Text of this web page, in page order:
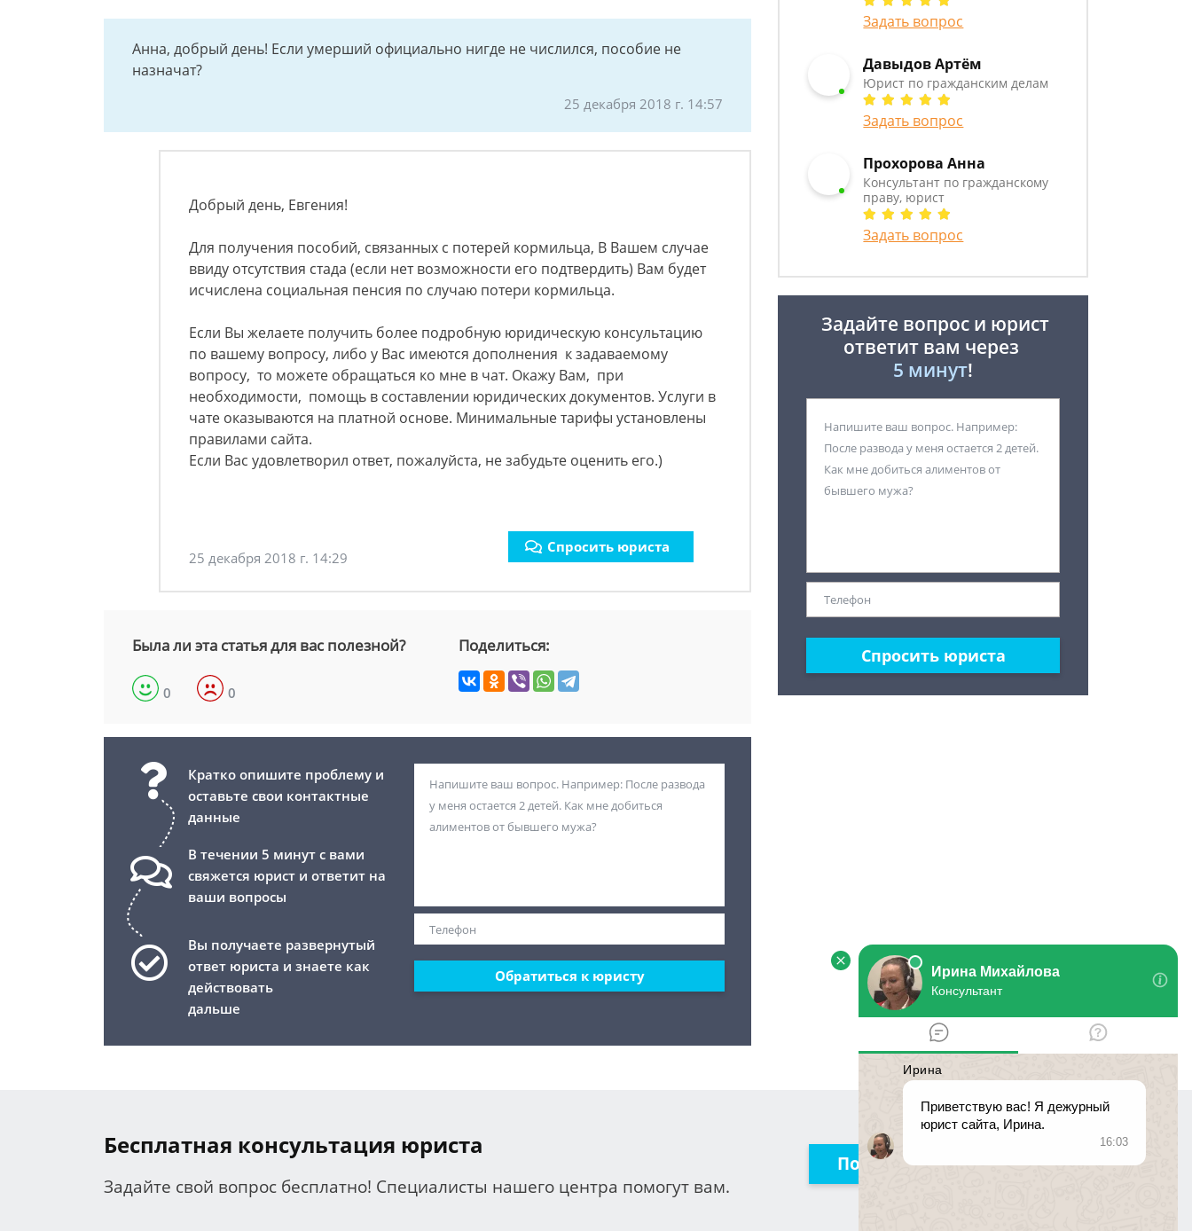
Анна, добрый день! Если умерший официально нигде не числился, пособие не
назначат?
25 декабря 2018 г. 14:57
Добрый день, Евгения!
Для получения пособий, связанных с потерей кормильца, В Вашем случае
ввиду отсутствия стада (если нет возможности его подтвердить) Вам будет
исчислена социальная пенсия по случаю потери кормильца.
Если Вы желаете получить более подробную юридическую консультацию
по вашему вопросу, либо у Вас имеются дополнения к задаваемому
вопросу, то можете обращаться ко мне в чат. Окажу Вам, при
необходимости, помощь в составлении юридических документов. Услуги в
чате оказываются на платной основе. Минимальные тарифы установлены
правилами сайта.
Если Вас удовлетворил ответ, пожалуйста, не забудьте оценить его.)
25 декабря 2018 г. 14:29
Спросить юриста
Была ли эта статья для вас полезной?
0 0
Поделиться:
Кратко опишите проблему и
оставьте свои контактные
данные
В течении 5 минут с вами
свяжется юрист и ответит на
ваши вопросы
Вы получаете развернутый
ответ юриста и знаете как
действовать
дальше
Обратиться к юристу
Задать вопрос
Давыдов Артём
Юрист по гражданским делам
Задать вопрос
Прохорова Анна
Консультант по гражданскому
праву, юрист
Задать вопрос
Задайте вопрос и юрист
ответит вам через
5 минут!
Спросить юриста
Бесплатная консультация юриста
Задайте свой вопрос бесплатно! Специалисты нашего центра помогут вам.
Получить консультацию